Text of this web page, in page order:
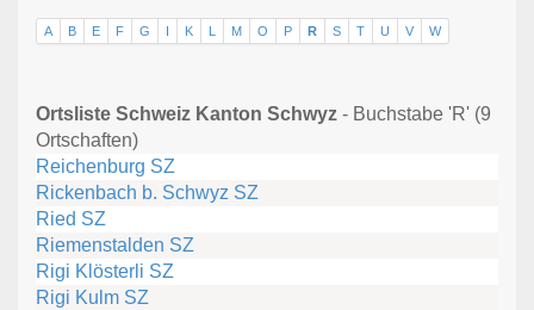
A B E F G K M O P R S T U V W
Ortsliste Schweiz Kanton Schwyz - Buchstabe 'R' (9
Ortschaften)
Reichenburg SZ
Rickenbach b. Schwyz SZ
Ried SZ
Riemenstalden SZ
Rigi Klösterli SZ
Rigi Kulm SZ